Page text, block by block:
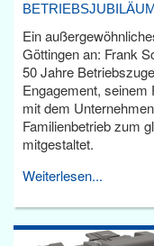
Ein
Göttingen an: Frank
50 Jahre
Engagement, seinem
mit dem
Familienbetrieb zum
mitgestaltet.
Weiterlesen...